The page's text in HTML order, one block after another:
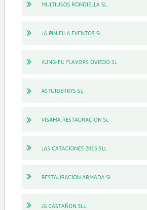
MULTIUSOS RONDIELLA SL
LA PINIELLA EVENTOS SL
KUNG-FU FLAVORS OVIEDO SL
ASTURJERRYS SL
VISAMA RESTAURACION SL
LAS CATACIONES 2015 SLL
RESTAURACION ARMADA SL
JG CASTAÑON SLL